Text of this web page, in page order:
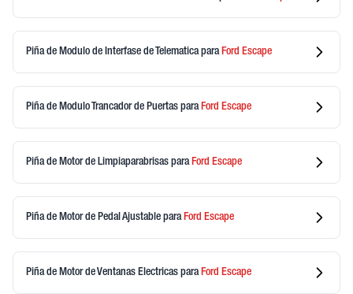
Piña de Modulo de Interfase de Telematicapara Ford Escape
Piña de Modulo Trancador de Puertas para Ford Escape
Piña de Motor de Limpiaparabrisas para Ford Escape
Piña de Motor de Pedal Ajustable para Ford Escape
Piña de Motor de Ventanas Electricas para Ford Escape